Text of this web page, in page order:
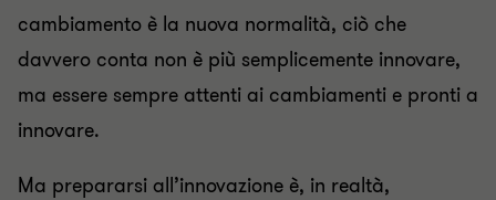
cambiamento è la nuova normalità, ciò che
davvero conta non è più semplicemente innovare,
ma essere sempre attenti ai cambiamenti e pronti a
innovare.
Ma prepararsi all’innovazione è, in realtà,